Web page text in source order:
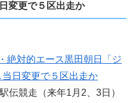
変更で５区出走か
絶対的エース黒田朝日「ジ
日変更で５区出走か
伝競走（来年1月2、3日）